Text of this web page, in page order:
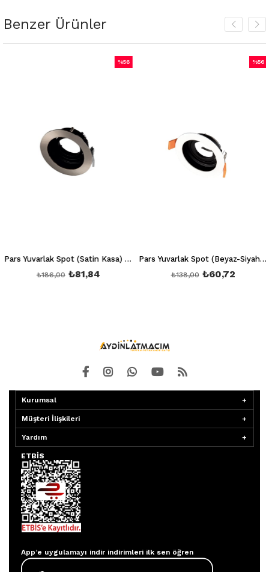
Benzer Ürünler
Pars Yuvarlak Spot (Satin Kasa) Ct 5220 (Ampul ve Duy Hariç)
₺81,84
₺186,00
%56
Pars Yuvarlak Spot (Beyaz-Siyah Kasa) Ct 5221 (Ampul ve Duy Hariç)
₺60,72
₺138,00
%56
Kurumsal
Müşteri İlişkileri
Yardım
ETBİS
App’e uygulamayı indir indirimleri ilk sen öğren